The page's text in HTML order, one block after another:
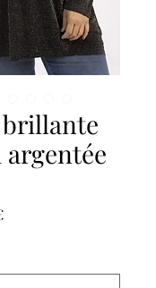
argentée
Precio